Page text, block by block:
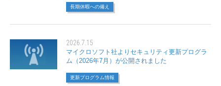
長期休暇への備え
2026.7.15
マイクロソフト社よりセキュリティ更新プログラ
ム（2026年7月）が公開されました
更新プログラム情報